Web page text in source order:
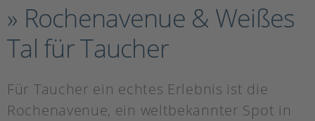
» Rochenavenue & Weißes
Tal für Taucher
Für Taucher ein echtes Erlebnis ist die
Rochenavenue, ein weltbekannter Spot in